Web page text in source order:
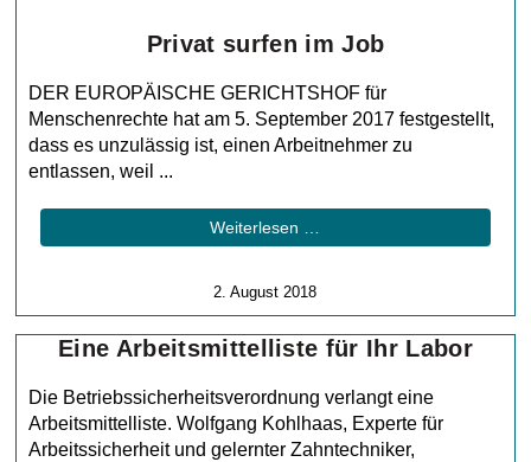
Privat surfen im Job
DER EUROPÄISCHE GERICHTSHOF für
Menschenrechte hat am 5. September 2017 festgestellt,
dass es unzulässig ist, einen Arbeitnehmer zu
entlassen, weil ...
Weiterlesen …
2. August 2018
Eine Arbeitsmittelliste für Ihr Labor
Die Betriebssicherheitsverordnung verlangt eine
Arbeitsmittelliste. Wolfgang Kohlhaas, Experte für
Arbeitssicherheit und gelernter Zahntechniker,